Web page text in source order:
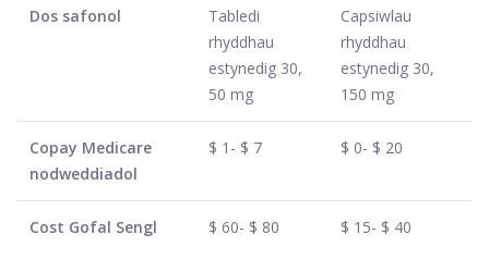
Dos safonol
Tabledi
rhyddhau
estynedig 30,
50 mg
Capsiwlau
rhyddhau
estynedig 30,
150 mg
Copay Medicare
nodweddiadol
$ 1- $ 7 $ 0- $ 20
Cost Gofal Sengl $ 60- $ 80 $ 15- $ 40